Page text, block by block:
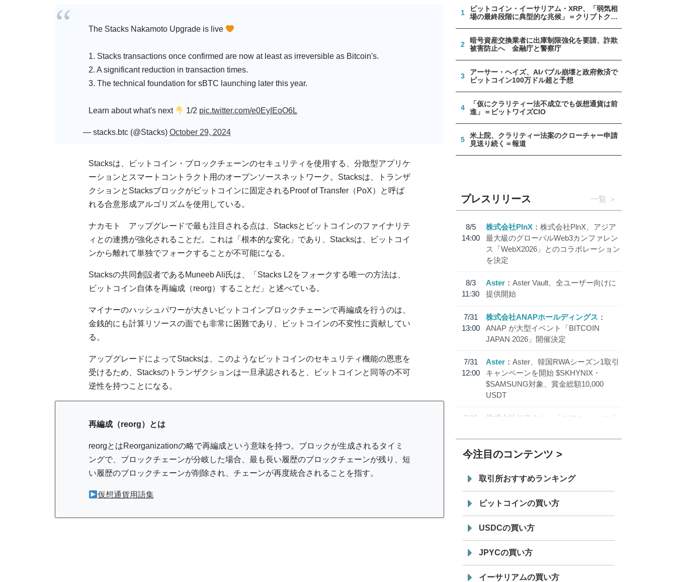
The Stacks Nakamoto Upgrade is live
1. Stacks transactions once confirmed are now at least as irreversible as Bitcoin's.
2. A significant reduction in transaction times.
3. The technical foundation for sBTC launching later this year.
Learn about what's next 1/2 pic.twitter.com/e0EyIEoO6L
— stacks.btc (@Stacks) October 29, 2024
Stacksは、ビットコイン・ブロックチェーンのセキュリティを使用する、分散型アプリケ
ーションとスマートコントラクト用のオープンソースネットワーク。Stacksは、トランザ
クションとStacksブロックがビットコインに固定されるProof of Transfer（PoX）と呼ば
れる合意形成アルゴリズムを使用している。
ナカモト アップグレードで最も注目される点は、Stacksとビットコインのファイナリテ
ィとの連携が強化されることだ。これは「根本的な変化」であり、Stacksは、ビットコイ
ンから離れて単独でフォークすることが不可能になる。
Stacksの共同創設者であるMuneeb Ali氏は、「Stacks L2をフォークする唯一の方法は、
ビットコイン自体を再編成（reorg）することだ」と述べている。
マイナーのハッシュパワーが大きいビットコインブロックチェーンで再編成を行うのは、
金銭的にも計算リソースの面でも非常に困難であり、ビットコインの不変性に貢献してい
る。
アップグレードによってStacksは、このようなビットコインのセキュリティ機能の恩恵を
受けるため、Stacksのトランザクションは一旦承認されると、ビットコインと同等の不可
逆性を持つことになる。
再編成（reorg）とは
reorgとはReorganizationの略で再編成という意味を持つ。ブロックが生成されるタイミ
ングで、ブロックチェーンが分岐した場合、最も長い履歴のブロックチェーンが残り、短
い履歴のブロックチェーンが削除され、チェーンが再度統合されることを指す。
仮想通貨用語集
1
ビットコイン・イーサリアム・XRP、「弱気相
場の最終段階に典型的な兆候」＝クリプトクア
2
暗号資産交換業者に出庫制限強化を要請、詐欺
被害防止へ 金融庁と警察庁
3
アーサー・ヘイズ、AIバブル崩壊と政府救済で
ビットコイン100万ドル超と予想
4
「仮にクラリティー法不成立でも仮想通貨は前
進」＝ビットワイズCIO
5
米上院、クラリティー法案のクローチャー申請
見送り続く＝報道
プレスリリース 一覧
8/5
14:00
株式会社PlnX
株式会社PlnX、アジア
最大級のグローバルWeb3カンファレン
ス「WebX2026」とのコラボレーション
を決定
8/3
11:30
Aster
Aster Vault、全ユーザー向けに
提供開始
7/31
13:00
株式会社ANAPホールディングス
ANAP が大型イベント「BITCOIN
JAPAN 2026」開催決定
7/31
12:00
Aster
Aster、韓国RWAシーズン1取引
キャンペーンを開始 $SKHYNIX・
$SAMSUNG対象、賞金総額10,000
USDT
7/30
株式会社モアクト
「モアクト」 のポ
「 JPYC」を追加
19:30
てステーブルコイン「JPYSC」徹底解
説セミナーを開催
今注目のコンテンツ
取引所おすすめランキング
ビットコインの買い方
USDCの買い方
JPYCの買い方
イーサリアムの買い方